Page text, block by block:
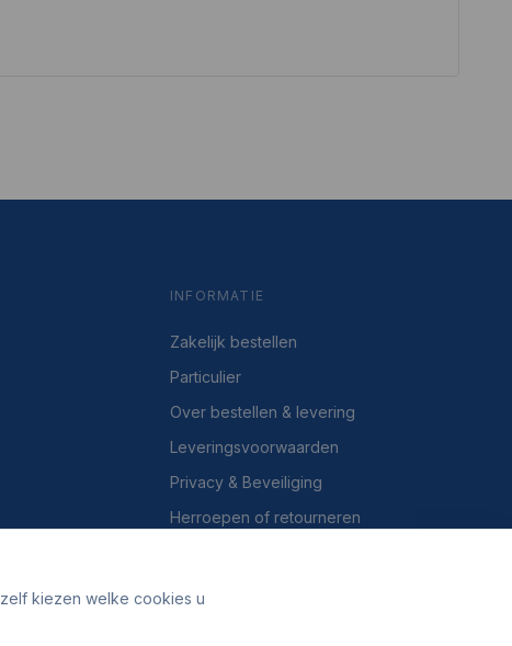
INFORMATIE
Zakelijk bestellen
Particulier
Over bestellen & levering
Leveringsvoorwaarden
Privacy & Beveiliging
Herroepen of retourneren
kiezen welke cookies u